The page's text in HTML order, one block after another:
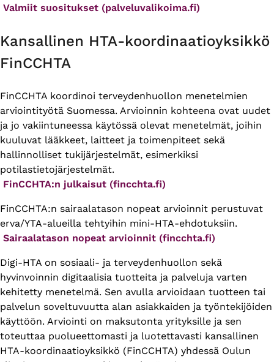
Valmiit suositukset (palveluvalikoima.fi)
Kansallinen HTA-​koordinaatioyksikkö
FinCCHTA
FinCCHTA koordinoi terveydenhuollon menetelmien
arviointityötä Suomessa. Arvioinnin kohteena ovat uudet
ja jo vakiintuneessa käytössä olevat menetelmät, joihin
kuuluvat lääkkeet, laitteet ja toimenpiteet sekä
hallinnolliset tukijärjestelmät, esimerkiksi
potilastietojärjestelmät.
FinCCHTA:n julkaisut (fincchta.fi)
FinCCHTA:n sairaalatason nopeat arvioinnit perustuvat
erva/YTA-alueilla tehtyihin mini-HTA-ehdotuksiin.
Sairaalatason nopeat arvioinnit (fincchta.fi)
Digi-HTA on sosiaali- ja terveydenhuollon sekä
hyvinvoinnin digitaalisia tuotteita ja palveluja varten
kehitetty menetelmä. Sen avulla arvioidaan tuotteen tai
palvelun soveltuvuutta alan asiakkaiden ja työntekijöiden
käyttöön. Arviointi on maksutonta yrityksille ja sen
toteuttaa puolueettomasti ja luotettavasti kansallinen
HTA-koordinaatioyksikkö (FinCCHTA) yhdessä Oulun